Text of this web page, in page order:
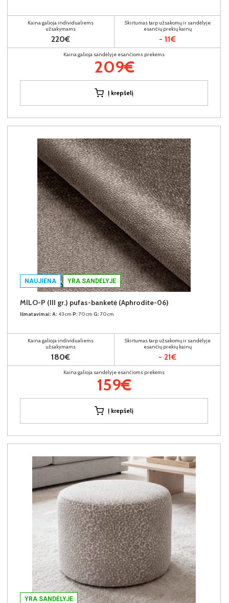
Kaina galioja individualiems
užsakymams
220€
Skirtumas tarp užsakomų ir sandėlyje
esančių prekių kainų
- 11€
Kaina galioja sandėlyje esančioms prekėms
209€
Į krepšelį
NAUJIENA YRA SANDĖLYJE
MILO-P (III gr.) pufas-banketė (Aphrodite-06)
Išmatavimai: A: 43cm P: 70cm G: 70cm
Kaina galioja individualiems
užsakymams
180€
Skirtumas tarp užsakomų ir sandėlyje
esančių prekių kainų
- 21€
Kaina galioja sandėlyje esančioms prekėms
159€
Į krepšelį
YRA SANDĖLYJE